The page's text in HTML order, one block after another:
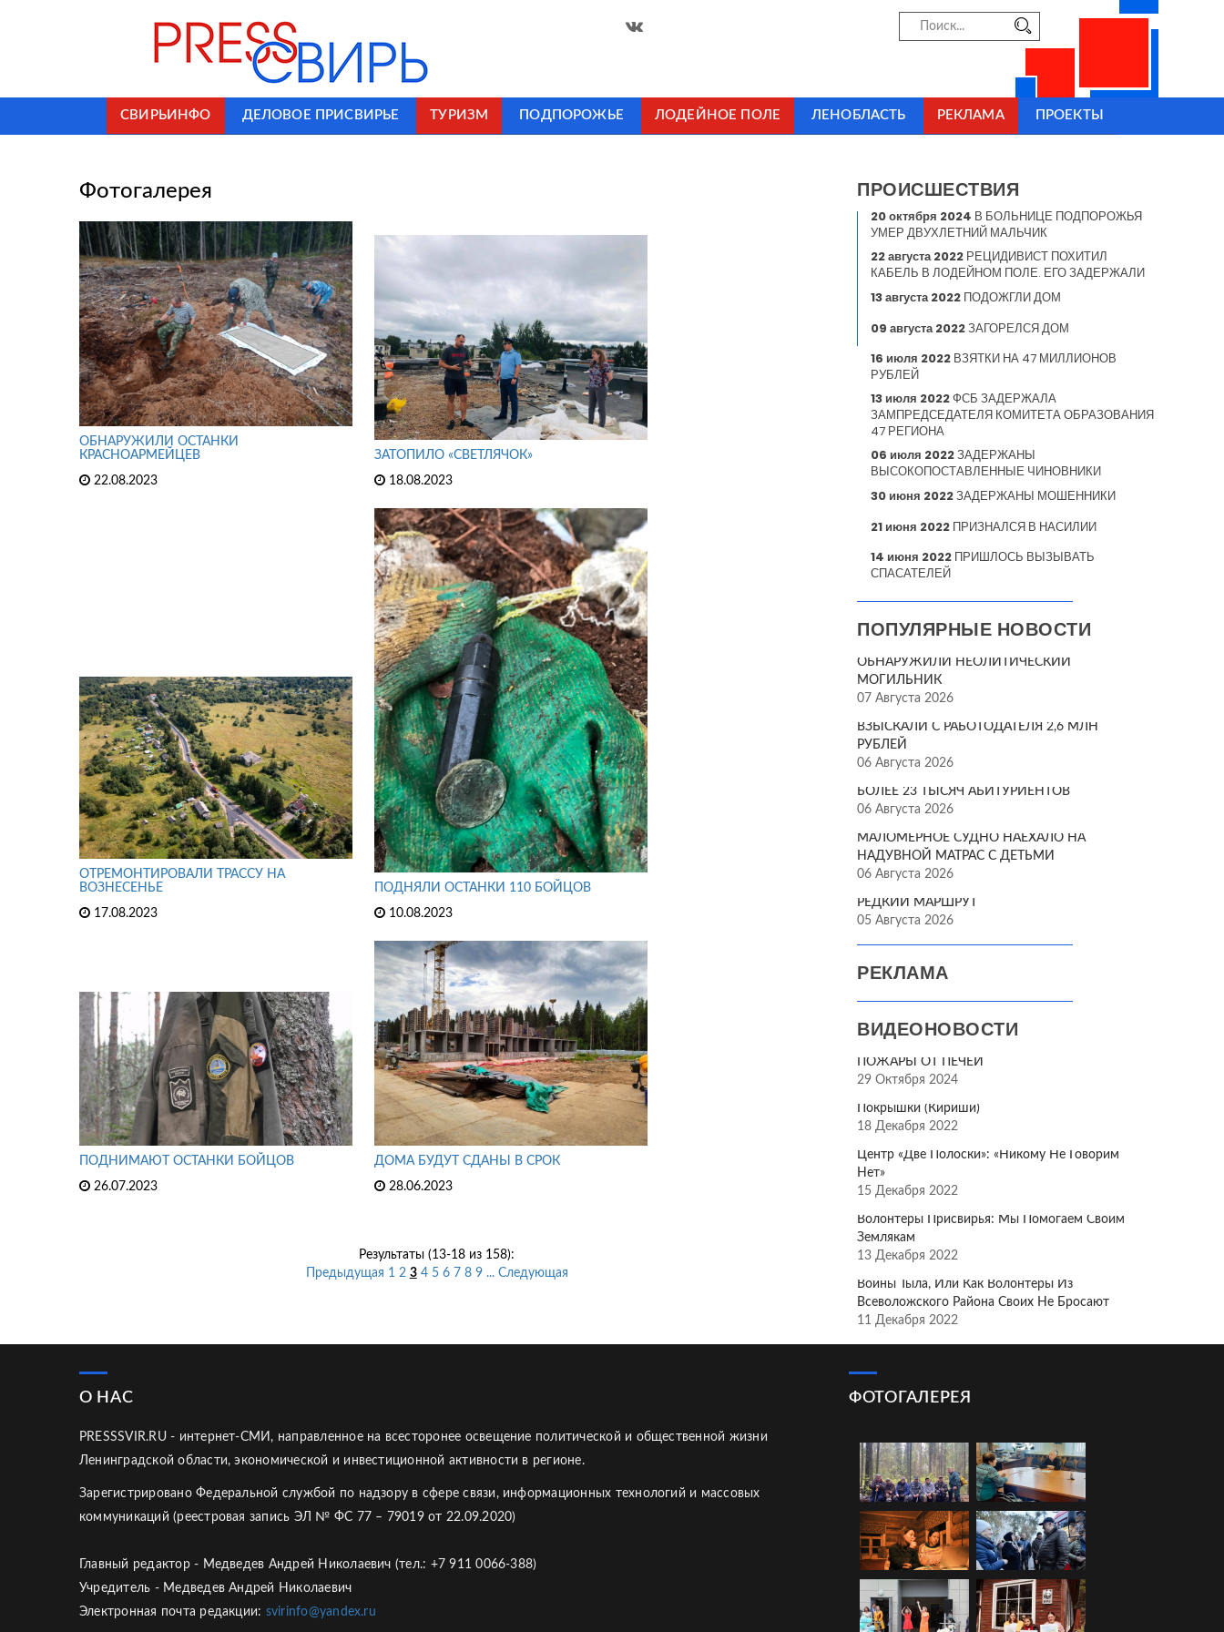
СВИРЬИНФО ДЕЛОВОЕ ПРИСВИРЬЕ ТУРИЗМ ПОДПОРОЖЬЕ ЛОДЕЙНОЕ ПОЛЕ ЛЕНОБЛАСТЬ РЕКЛАМА ПРОЕКТЫ
Фотогалерея
ОБНАРУЖИЛИ ОСТАНКИ
КРАСНОАРМЕЙЦЕВ
22.08.2023
ЗАТОПИЛО «СВЕТЛЯЧОК»
18.08.2023
ОТРЕМОНТИРОВАЛИ ТРАССУ НА
ВОЗНЕСЕНЬЕ
17.08.2023
ПОДНЯЛИ ОСТАНКИ 110 БОЙЦОВ
10.08.2023
ПОДНИМАЮТ ОСТАНКИ БОЙЦОВ
26.07.2023
ДОМА БУДУТ СДАНЫ В СРОК
28.06.2023
Результаты (13-18 из 158):
Предыдущая 1 2 3 4 5 6 7 8 9 ... Следующая
ПРОИСШЕСТВИЯ
20 октября 2024 В БОЛЬНИЦЕ ПОДПОРОЖЬЯ
УМЕР ДВУХЛЕТНИЙ МАЛЬЧИК
22 августа 2022 РЕЦИДИВИСТ ПОХИТИЛ
КАБЕЛЬ В ЛОДЕЙНОМ ПОЛЕ. ЕГО ЗАДЕРЖАЛИ
13 августа 2022 ПОДОЖГЛИ ДОМ
09 августа 2022ЗАГОРЕЛСЯ ДОМ
16 июля 2022 ВЗЯТКИ НА 47 МИЛЛИОНОВ
РУБЛЕЙ
13 июля 2022ФСБ ЗАДЕРЖАЛА
ЗАМПРЕДСЕДАТЕЛЯ КОМИТЕТА ОБРАЗОВАНИЯ
47 РЕГИОНА
06 июля 2022ЗАДЕРЖАНЫ
ВЫСОКОПОСТАВЛЕННЫЕ ЧИНОВНИКИ
30 июня 2022ЗАДЕРЖАНЫ МОШЕННИКИ
21 июня 2022 ПРИЗНАЛСЯ В НАСИЛИИ
14 июня 2022 ПРИШЛОСЬ ВЫЗЫВАТЬ
СПАСАТЕЛЕЙ
ПОПУЛЯРНЫЕ НОВОСТИ
ОБНАРУЖИЛИ НЕОЛИТИЧЕСКИЙ
МОГИЛЬНИК
07 Августа 2026
ВЗЫСКАЛИ С РАБОТОДАТЕЛЯ 2,6 МЛН
РУБЛЕЙ
06 Августа 2026
БОЛЕЕ 23 ТЫСЯЧ АБИТУРИЕНТОВ
06 Августа 2026
МАЛОМЕРНОЕ СУДНО НАЕХАЛО НА
НАДУВНОЙ МАТРАС С ДЕТЬМИ
06 Августа 2026
РЕДКИЙ МАРШРУТ
05 Августа 2026
РЕКЛАМА
ВИДЕОНОВОСТИ
ПОЖАРЫ ОТ ПЕЧЕЙ
29 Октября 2024
Покрышки (Кириши)
18 Декабря 2022
Центр «Две Полоски»: «Никому Не Говорим
Нет»
15 Декабря 2022
Волонтёры Присвирья: Мы Помогаем Своим
Землякам
13 Декабря 2022
Воины Тыла, Или Как Волонтёры Из
Всеволожского Района Своих Не Бросают
11 Декабря 2022
О НАС
PRESSSVIR.RU - интернет-СМИ, направленное на всесторонее освещение политической и общественной жизни
Ленинградской области, экономической и инвестиционной активности в регионе.
Зарегистрировано Федеральной службой по надзору в сфере связи, информационных технологий и массовых
коммуникаций (реестровая запись ЭЛ № ФС 77 – 79019 от 22.09.2020)
Главный редактор - Медведев Андрей Николаевич (тел.: +7 911 0066-388)
Учредитель - Медведев Андрей Николаевич
Электронная почта редакции: svirinfo@yandex.ru
ФОТОГАЛЕРЕЯ